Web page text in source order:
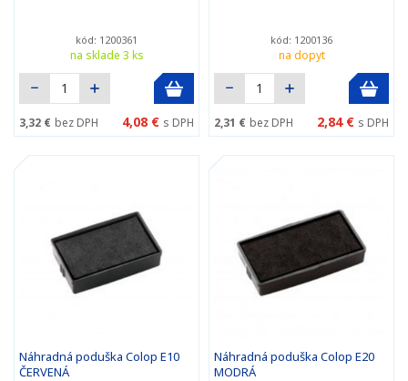
kód: 1200361
na sklade 3 ks
3,32 € bez DPH 4,08 € s DPH
kód: 1200136
na dopyt
2,31 € bez DPH 2,84 € s DPH
Náhradná poduška Colop E10
ČERVENÁ
Náhradná poduška Colop E20
MODRÁ